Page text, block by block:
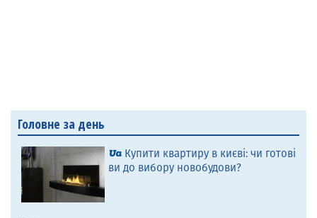
Головне за день
Купити квартиру в києві: чи готові
ви до вибору новобудови?